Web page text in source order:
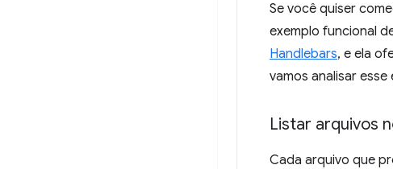
Se você quiser
exemplo funcional
Handlebars, e ela
vamos analisar esse
Listar arquivos
Cada arquivo que